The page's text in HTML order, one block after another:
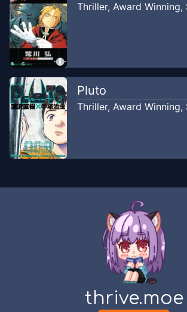
Thriller, Award Winning,
Pluto
Thriller, Award Winning,
thrive.moe